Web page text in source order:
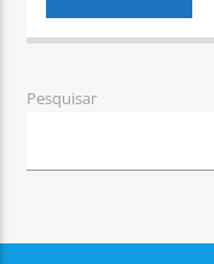
Pesquisar